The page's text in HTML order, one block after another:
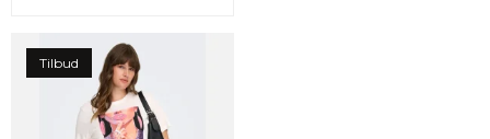
Tilbud